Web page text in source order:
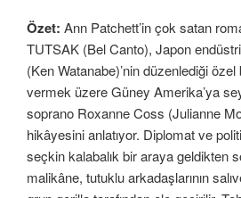
Özet: Ann Patchett’in çok satan
TUTSAK (Bel Canto), Japon
(Ken Watanabe)’nin düzenlediği
vermek üzere Güney Amerika’ya
soprano Roxanne Coss (Julianne
hikâyesini anlatıyor. Diplomat ve
seçkin kalabalık bir araya geldikten
malikâne, tutuklu arkadaşlarının